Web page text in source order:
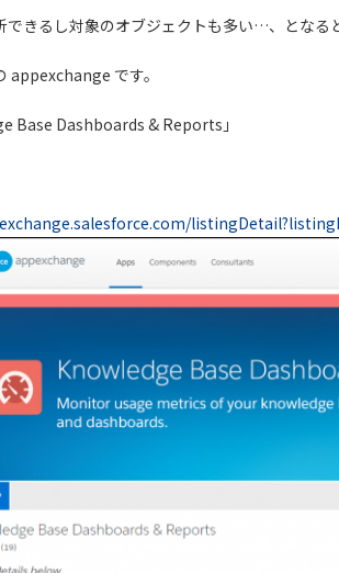
できるし対象のオブジェクトも多い…、となる
appexchange です。
Base Dashboards & Reports」